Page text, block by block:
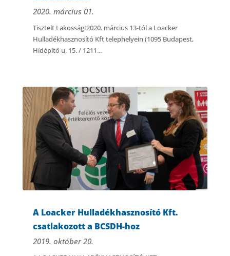
2020. március 01.
Tisztelt Lakosság!2020. március 13-tól a Loacker
Hulladékhasznosító Kft telephelyein (1095 Budapest,
Hídépítő u. 15. / 1211...
A Loacker Hulladékhasznosító Kft.
csatlakozott a BCSDH-hoz
2019. október 20.